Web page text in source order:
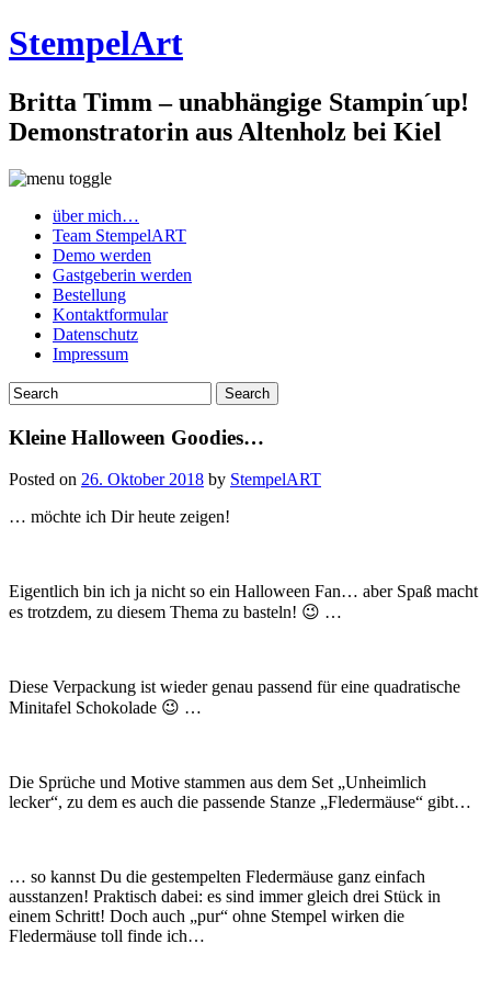
StempelArt
Britta Timm – unabhängige Stampin´up!
Demonstratorin aus Altenholz bei Kiel
über mich…
Team StempelART
Demo werden
Gastgeberin werden
Bestellung
Kontaktformular
Datenschutz
Impressum
Kleine Halloween Goodies…
Posted on 26. Oktober 2018 by StempelART
… möchte ich Dir heute zeigen!
Eigentlich bin ich ja nicht so ein Halloween Fan… aber Spaß macht
es trotzdem, zu diesem Thema zu basteln! 😉 …
Diese Verpackung ist wieder genau passend für eine quadratische
Minitafel Schokolade 😉 …
Die Sprüche und Motive stammen aus dem Set „Unheimlich
lecker“, zu dem es auch die passende Stanze „Fledermäuse“ gibt…
… so kannst Du die gestempelten Fledermäuse ganz einfach
ausstanzen! Praktisch dabei: es sind immer gleich drei Stück in
einem Schritt! Doch auch „pur“ ohne Stempel wirken die
Fledermäuse toll finde ich…